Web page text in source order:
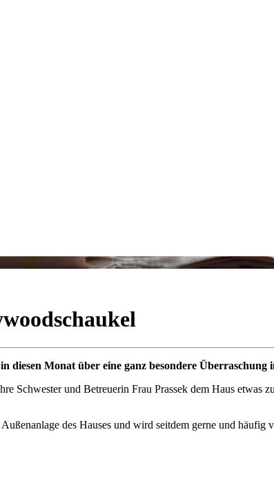
Monat über eine ganz besondere Überraschung
Schwester und Betreuerin Frau Prassek dem Haus etwas
des Hauses und wird seitdem gerne und